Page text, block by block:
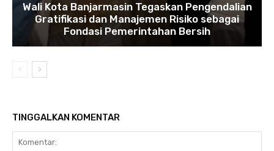
Wali Kota Banjarmasin Tegaskan Pengendalian
Gratifikasi dan Manajemen Risiko sebagai
Fondasi Pemerintahan Bersih
TINGGALKAN KOMENTAR